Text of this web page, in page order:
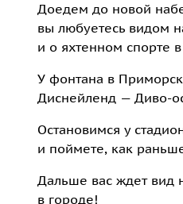
Доедем до новой
вы любуетесь видом
и о яхтенном спорте
У фонтана в
Диснейленд — Диво-
Остановимся у
и поймете, как
Дальше вас ждет вид
в городе!